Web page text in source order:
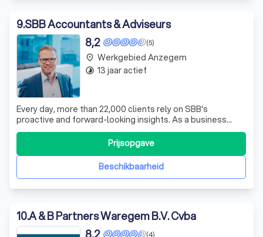
9.SBB Accountants & Adviseurs
(5)
8,2
Every day, more than 22,000 clients rely on SBB's
proactive and forward-looking insights. As a business
coach and knowledge partner, we offer entrepreneurs,
starters, SME company managers, liberal professionals
and social profit professionals a wide range of
accountancy services and advice on how to
Beschikbaarheid
Prijsopgave
place Werkgebied Anzegem
timelapse 13 jaar actief
10.A & B Partners Waregem B.V. Cvba
(4)
8,2